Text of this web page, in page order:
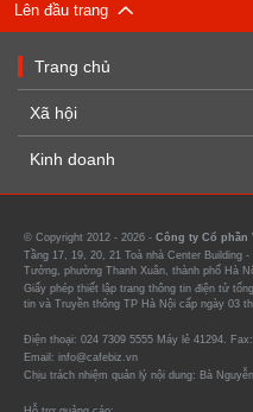
Lên đầu trang
Trang chủ
Xã hội
Kinh doanh
© Copyright 2012 - 2026 - Công ty Cổ phần
Tầng 17, 19, 20, 21 Toà nhà Center Building
Tưởng, phường Thanh Xuân, thành phố Hà
Giấy phép thiết lập trang thông tin điện tử
tin và Truyền thông TP Hà Nội cấp ngày 03
Điện thoại: 024 7309 5555 Máy lẻ 41294.
Email: info@cafebiz.vn
Chịu trách nhiệm quản lý nội dung: Bà